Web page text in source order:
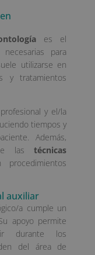
es el
para
utilizarse en
y tratamientos
y el/la
tiempos y
Además,
de lastécnicas
auxiliar
a cumple un
apoyo permite
durante los
del área de